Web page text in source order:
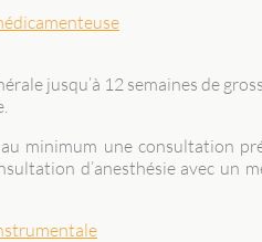
jusqu’à 12 semaines de
minimum une consultation
d’anesthésie avec un